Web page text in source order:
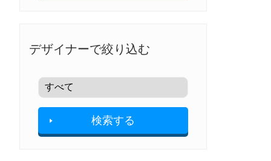
デザイナーで絞り込む
検索する